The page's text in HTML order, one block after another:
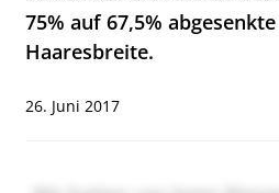
75% auf 67,5%
Haaresbreite.
26. Juni 2017